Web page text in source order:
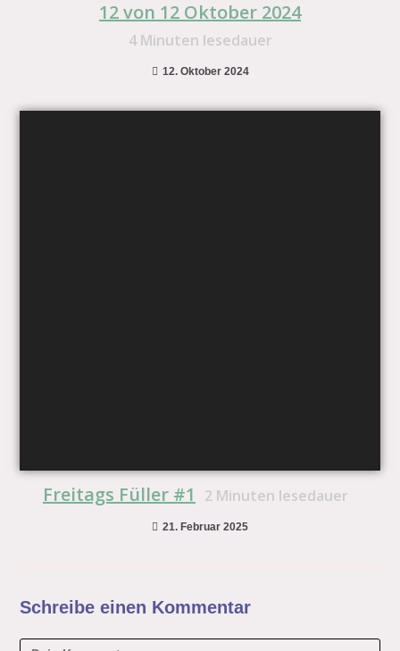
12 von 12 Oktober 2024
4Minuten lesedauer
12. Oktober 2024
Freitags Füller #1 2 Minuten lesedauer
21. Februar 2025
Schreibe einen Kommentar